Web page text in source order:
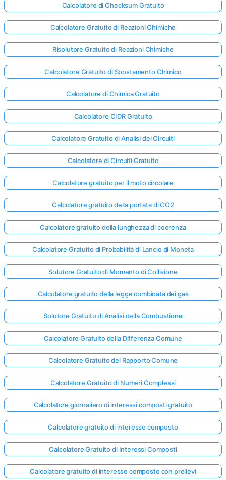
Calcolatore di Checksum Gratuito
Calcolatore Gratuito di Reazioni Chimiche
Risolutore Gratuito di Reazioni Chimiche
Calcolatore Gratuito di Spostamento Chimico
Calcolatore di Chimica Gratuito
Calcolatore CIDR Gratuito
Calcolatore Gratuito di Analisi dei Circuiti
Calcolatore di Circuiti Gratuito
Calcolatore gratuito per il moto circolare
Calcolatore gratuito della portata di CO2
Calcolatore gratuito della lunghezza di coerenza
Calcolatore Gratuito di Probabilità di Lancio di Moneta
Solutore Gratuito di Momento di Collisione
Calcolatore gratuito della legge combinata dei gas
Solutore Gratuito di Analisi della Combustione
Calcolatore Gratuito della Differenza Comune
Calcolatore Gratuito del Rapporto Comune
Calcolatore Gratuito di Numeri Complessi
Calcolatore giornaliero di interessi composti gratuito
Calcolatore gratuito di interesse composto
Calcolatore Gratuito di Interessi Composti
Calcolatore gratuito di interesse composto con prelievi